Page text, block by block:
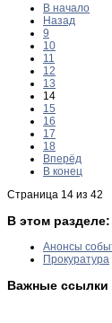
В начало
Назад
9
10
11
12
13
14
15
16
17
18
Вперёд
В конец
Страница 14 из 42
В этом разделе:
Анонсы
Прокуратура
Важные ссылки